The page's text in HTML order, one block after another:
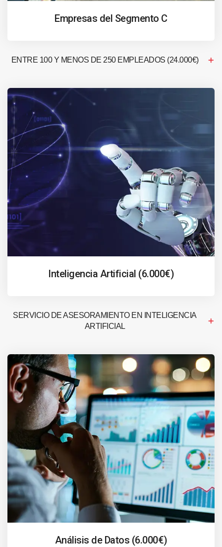
Empresas del Segmento C
ENTRE 100 Y MENOS DE 250 EMPLEADOS (24.000€)
Inteligencia Artificial (6.000€)
SERVICIO DE ASESORAMIENTO EN INTELIGENCIA
ARTIFICIAL
Análisis de Datos (6.000€)